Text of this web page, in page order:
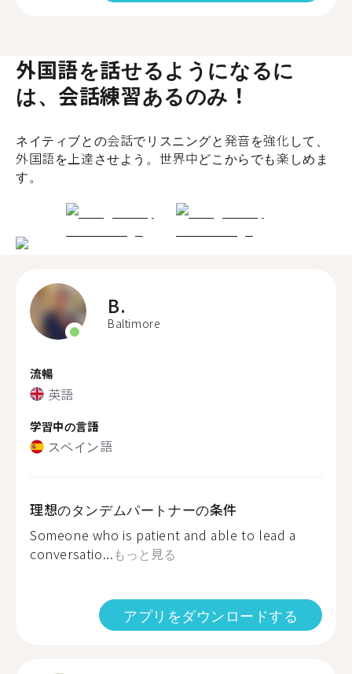
外国語を話せるようになるに
は、会話練習あるのみ！
ネイティブとの会話でリスニングと発音を強化して、
外国語を上達させよう。世界中どこからでも楽しめま
す。
B.
Baltimore
流暢
英語
学習中の言語
スペイン語
理想のタンデムパートナーの条件
Someone who is patient and able to lead a
conversatio...もっと見る
アプリをダウンロードする